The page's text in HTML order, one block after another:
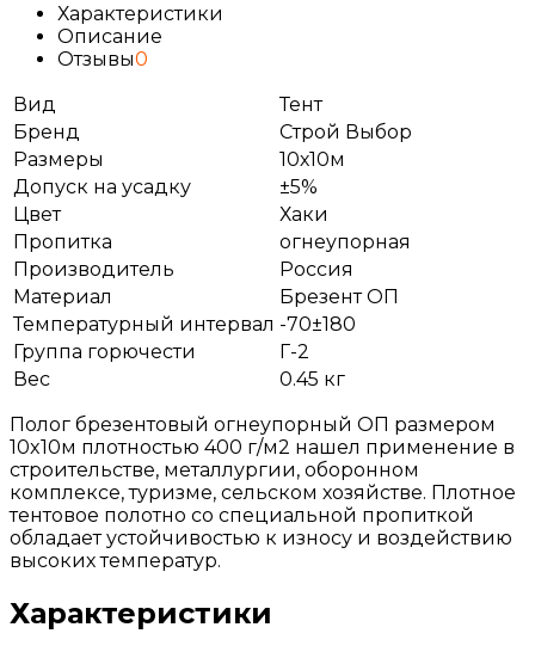
Характеристики
Описание
Отзывы0
Вид
Тент
Бренд
Строй Выбор
Размеры
10х10м
Допуск на усадку
±5%
Цвет
Хаки
Пропитка
огнеупорная
Производитель
Россия
Материал
Брезент ОП
Температурный интервал -70±180
Группа горючести
Г-2
Вес
0.45 кг
Полог брезентовый огнеупорный ОП размером
10x10м плотностью 400 г/м2 нашел применение в
строительстве, металлургии, оборонном
комплексе, туризме, сельском хозяйстве. Плотное
тентовое полотно со специальной пропиткой
обладает устойчивостью к износу и воздействию
высоких температур.
Характеристики